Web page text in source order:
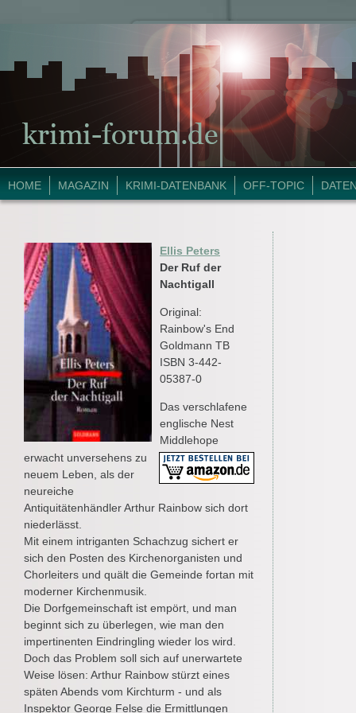
HOME MAGAZIN KRIMI-DATENBANK OFF-TOPIC
Ellis Peters
Der Ruf der
Nachtigall
Original:
Rainbow's End
Goldmann TB
ISBN 3-442-
05387-0
Das verschlafene
englische Nest
Middlehope
erwacht unversehens zu
neuem Leben, als der
neureiche
Antiquitätenhändler Arthur Rainbow sich dort
niederlässt.
Mit einem intriganten Schachzug sichert er
sich den Posten des Kirchenorganisten und
Chorleiters und quält die Gemeinde fortan mit
moderner Kirchenmusik.
Die Dorfgemeinschaft ist empört, und man
beginnt sich zu überlegen, wie man den
impertinenten Eindringling wieder los wird.
Doch das Problem soll sich auf unerwartete
Weise lösen: Arthur Rainbow stürzt eines
späten Abends vom Kirchturm - und als
Inspektor George Felse die Ermittlungen